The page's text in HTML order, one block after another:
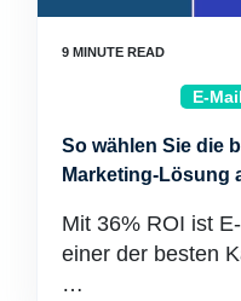
E-
So wählen Sie die
Marketing-Lösung
Mit 36% ROI ist
einer der besten
…